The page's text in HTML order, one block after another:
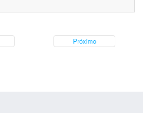
Próximo